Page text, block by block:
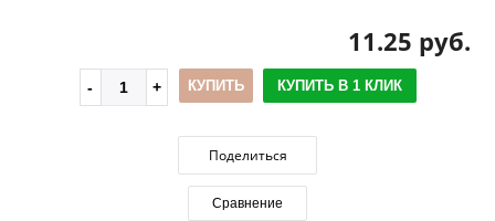
11.25 руб.
КУПИТЬ КУПИТЬ В 1 КЛИК
Поделиться
Сравнение